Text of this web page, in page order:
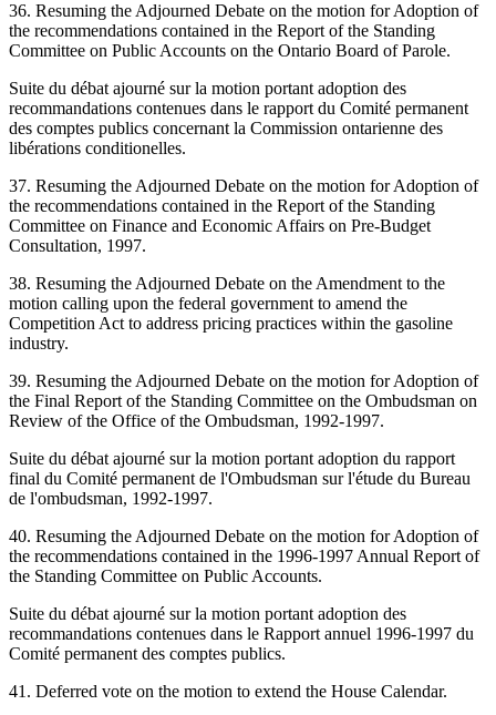
36. Resuming the Adjourned Debate on the motion for Adoption of
the recommendations contained in the Report of the Standing
Committee on Public Accounts on the Ontario Board of Parole.
Suite du débat ajourné sur la motion portant adoption des
recommandations contenues dans le rapport du Comité permanent
des comptes publics concernant la Commission ontarienne des
libérations conditionelles.
37. Resuming the Adjourned Debate on the motion for Adoption of
the recommendations contained in the Report of the Standing
Committee on Finance and Economic Affairs on Pre-Budget
Consultation, 1997.
38. Resuming the Adjourned Debate on the Amendment to the
motion calling upon the federal government to amend the
Competition Act to address pricing practices within the gasoline
industry.
39. Resuming the Adjourned Debate on the motion for Adoption of
the Final Report of the Standing Committee on the Ombudsman on
Review of the Office of the Ombudsman, 1992-1997.
Suite du débat ajourné sur la motion portant adoption du rapport
final du Comité permanent de l'Ombudsman sur l'étude du Bureau
de l'ombudsman, 1992-1997.
40. Resuming the Adjourned Debate on the motion for Adoption of
the recommendations contained in the 1996-1997 Annual Report of
the Standing Committee on Public Accounts.
Suite du débat ajourné sur la motion portant adoption des
recommandations contenues dans le Rapport annuel 1996-1997 du
Comité permanent des comptes publics.
41. Deferred vote on the motion to extend the House Calendar.